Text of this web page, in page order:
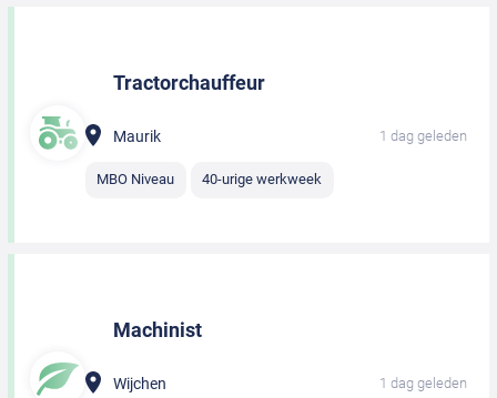
Tractorchauffeur
Maurik 1 dag geleden
MBO Niveau 40-urige werkweek
Machinist
Wijchen 1 dag geleden